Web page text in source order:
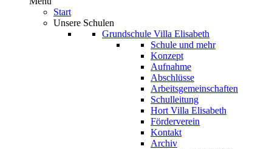
Start
Unsere Schulen
Grundschule Villa Elisabeth
Schule und mehr
Konzept
Aufnahme
Abschlüsse
Arbeitsgemeinschaften
Schulleitung
Hort Villa Elisabeth
Förderverein
Kontakt
Archiv